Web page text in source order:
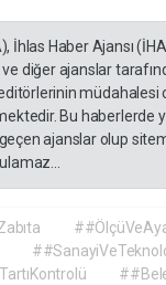
İhlas Haber Ajansı
ve diğer ajanslar
müdahalesi
Bu haberlerde
ajanslar olup